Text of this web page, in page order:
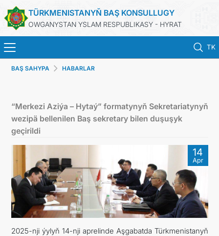
TÜRKMENISTANYŇ BAŞ KONSULLUGY
OWGANYSTAN YSLAM RESPUBLIKASY - HYRAT
TK
BAŞ SAHYPA
TÜRKMENISTAN
DIM
ARAGATNAŞYK
BAŞ SAHYPA HABARLAR
“Merkezi Aziýa – Hytaý” formatynyň Sekretariatynyň
wezipä bellenilen Baş sekretary bilen duşuşyk
geçirildi
14
Apr
2025-nji ýylyň 14-nji aprelinde Aşgabatda Türkmenistanyň